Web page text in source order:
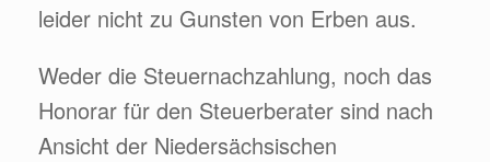
leider nicht zu Gunsten von Erben aus.
Weder die Steuernachzahlung, noch das
Honorar für den Steuerberater sind nach
Ansicht der Niedersächsischen